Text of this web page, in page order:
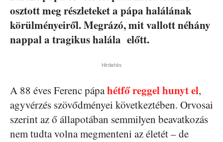
osztott meg részleteket a pápa halálának
körülményeiről. Megrázó, mit vallott néhány
nappal a tragikus halála előtt.
Hirdetés
A 88 éves Ferenc pápahétfő reggel hunyt el,
agyvérzés szövődményei következtében. Orvosai
szerint az ő állapotában semmilyen beavatkozás
nem tudta volna megmenteni az életét – de